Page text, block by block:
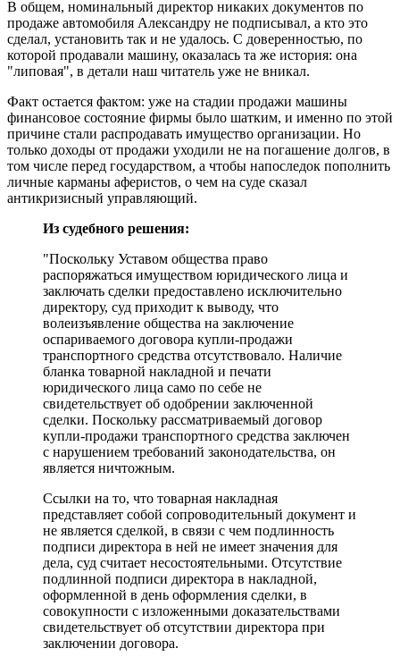
В общем, номинальный директор никаких документов по
продаже автомобиля Александру не подписывал, а кто это
сделал, установить так и не удалось. С доверенностью, по
которой продавали машину, оказалась та же история: она
"липовая", в детали наш читатель уже не вникал.
Факт остается фактом: уже на стадии продажи машины
финансовое состояние фирмы было шатким, и именно по этой
причине стали распродавать имущество организации. Но
только доходы от продажи уходили не на погашение долгов, в
том числе перед государством, а чтобы напоследок пополнить
личные карманы аферистов, о чем на суде сказал
антикризисный управляющий.
Из судебного решения:
"Поскольку Уставом общества право
распоряжаться имуществом юридического лица и
заключать сделки предоставлено исключительно
директору, суд приходит к выводу, что
волеизъявление общества на заключение
оспариваемого договора купли-продажи
транспортного средства отсутствовало. Наличие
бланка товарной накладной и печати
юридического лица само по себе не
свидетельствует об одобрении заключенной
сделки. Поскольку рассматриваемый договор
купли-продажи транспортного средства заключен
с нарушением требований законодательства, он
является ничтожным.
Ссылки на то, что товарная накладная
представляет собой сопроводительный документ и
не является сделкой, в связи с чем подлинность
подписи директора в ней не имеет значения для
дела, суд считает несостоятельными. Отсутствие
подлинной подписи директора в накладной,
оформленной в день оформления сделки, в
совокупности с изложенными доказательствами
свидетельствует об отсутствии директора при
заключении договора.